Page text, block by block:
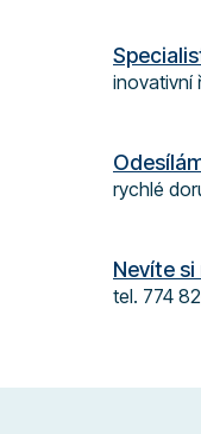
inovativní
rychlé
Nevíte si
tel. 774